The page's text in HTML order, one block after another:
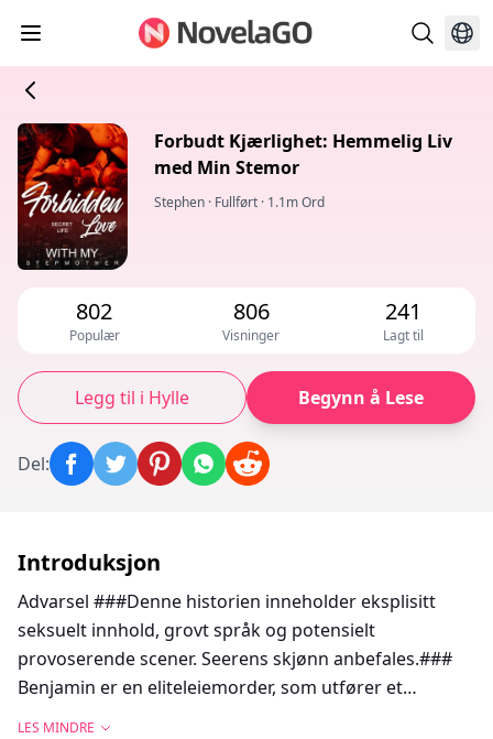
Forbudt Kjærlighet: Hemmelig Liv
med Min Stemor
Stephen · Fullført · 1.1m Ord
802
Populær
806
Visninger
241
Lagt til
Legg til i Hylle Begynn å Lese
Del:
Introduksjon
Advarsel ###Denne historien inneholder eksplisitt
seksuelt innhold, grovt språk og potensielt
provoserende scener. Seerens skjønn anbefales.###
Benjamin er en eliteleiemorder, som utfører et
LES MINDRE